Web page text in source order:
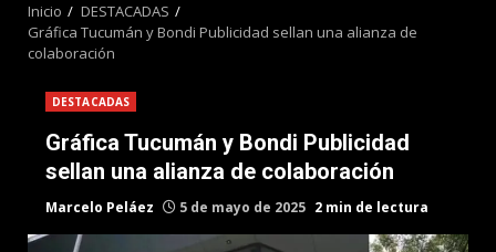
Inicio
DESTACADAS
Gráfica Tucumán y Bondi Publicidad sellan una alianza de
colaboración
DESTACADAS
Gráfica Tucumán y Bondi Publicidad
sellan una alianza de colaboración
Marcelo Peláez 5 de mayo de 2025 2 min de lectura